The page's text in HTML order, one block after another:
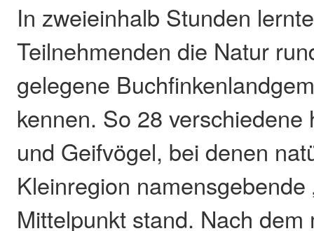
In zweieinhalb Stunden
Teilnehmenden die Natur
gelegene
kennen. So 28 verschiedene
und Geifvögel, bei denen
Kleinregion namensgebende
Mittelpunkt stand. Nach dem